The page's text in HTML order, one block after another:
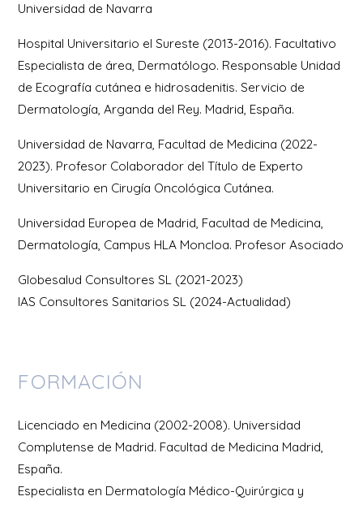
Universidad de Navarra
Hospital Universitario el Sureste (2013-2016). Facultativo
Especialista de área, Dermatólogo. Responsable Unidad
de Ecografía cutánea e hidrosadenitis. Servicio de
Dermatología, Arganda del Rey. Madrid, España.
Universidad de Navarra, Facultad de Medicina (2022-
2023). Profesor Colaborador del Título de Experto
Universitario en Cirugía Oncológica Cutánea.
Universidad Europea de Madrid, Facultad de Medicina,
Dermatología, Campus HLA Moncloa. Profesor Asociado
Globesalud Consultores SL (2021-2023)
IAS Consultores Sanitarios SL (2024-Actualidad)
FORMACIÓN
Licenciado en Medicina (2002-2008). Universidad
Complutense de Madrid. Facultad de Medicina Madrid,
España.
Especialista en Dermatología Médico-Quirúrgica y